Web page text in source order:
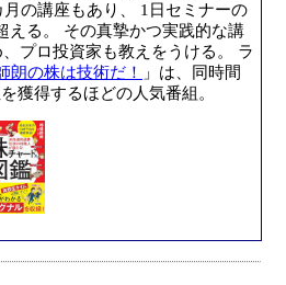
の講座もあり、 1日セミナーの
える。 その真摯かつ実践的な講
プロ投資家も教えをうける。 ラ
朗の株は技術だ！
」は、同時間
獲得するほどの人気番組。